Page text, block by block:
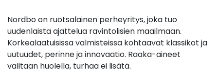
Nordbo on ruotsalainen perheyritys, joka tuo
uudenlaista ajattelua ravintolisien maailmaan.
Korkealaatuisissa valmisteissa kohtaavat klassikot ja
uutuudet, perinne ja innovaatio. Raaka-aineet
valitaan huolella, turhaa ei lisätä.